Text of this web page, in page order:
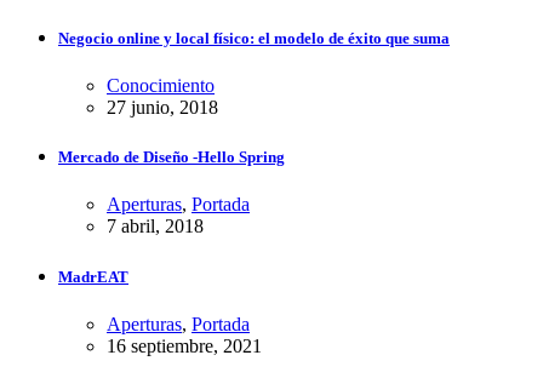
Negocio online y local físico: el modelo de éxito que suma
Conocimiento
27 junio, 2018
Mercado de Diseño -Hello Spring
Aperturas, Portada
7 abril, 2018
MadrEAT
Aperturas, Portada
16 septiembre, 2021